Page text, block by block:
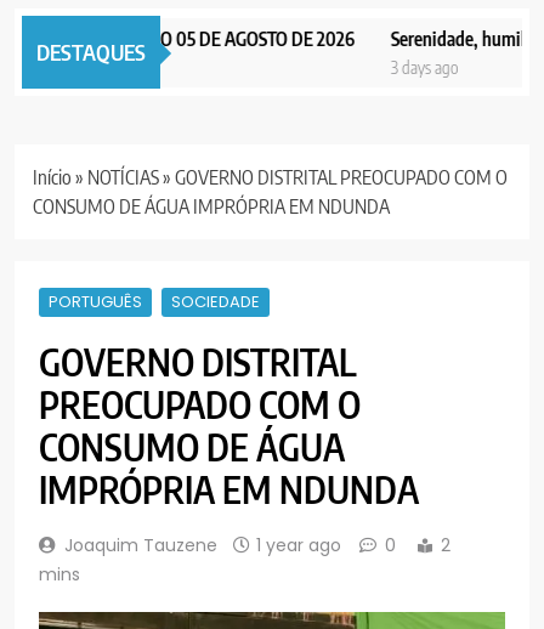
DESTAQUES
NOTICIAS EDIÇÃO 05 DE AGOSTO DE 2026
ago
Serenidade,
3 days ago
Início » NOTÍCIAS» GOVERNO DISTRITAL PREOCUPADO COM O
CONSUMO DE ÁGUA IMPRÓPRIA EM NDUNDA
PORTUGUÊS SOCIEDADE
GOVERNO DISTRITAL
PREOCUPADO COM O
CONSUMO DE ÁGUA
IMPRÓPRIA EM NDUNDA
Joaquim Tauzene 1 year ago 0
2
mins